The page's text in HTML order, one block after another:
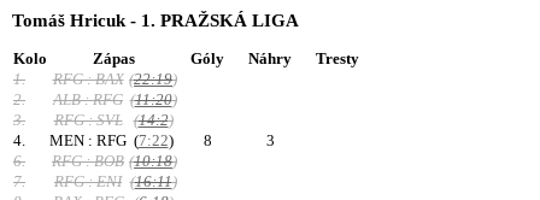
Tomáš Hricuk - 1. PRAŽSKÁ LIGA
Kolo Zápas Góly Náhry
Tresty
1.
RFG : BAX (22:19)
2.
ALB : RFG (11:20)
3.
RFG : SVL (14:2)
4.
MEN : RFG (7:22) 8
3
6.
RFG : BOB (10:18)
7.
RFG : ENI (16:11)